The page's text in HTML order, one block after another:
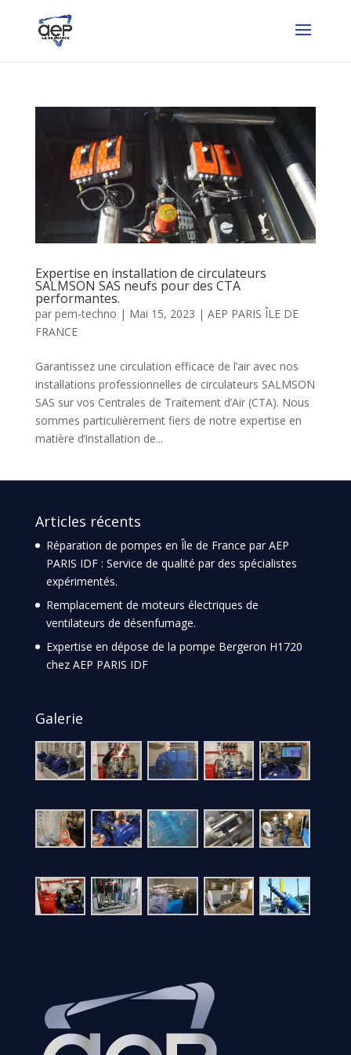
Expertise en installation de circulateurs
SALMSON SAS neufs pour des CTA
performantes.
par pem-techno | Mai 15, 2023 | AEP PARIS ÎLE DE
FRANCE
Garantissez une circulation efficace de l’air avec nos
installations professionnelles de circulateurs SALMSON
SAS sur vos Centrales de Traitement d’Air (CTA). Nous
sommes particulièrement fiers de notre expertise en
matière d’installation de...
Articles récents
Réparation de pompes en Île de France par AEP
PARIS IDF : Service de qualité par des spécialistes
expérimentés.
Remplacement de moteurs électriques de
ventilateurs de désenfumage.
Expertise en dépose de la pompe Bergeron H1720
chez AEP PARIS IDF
Galerie